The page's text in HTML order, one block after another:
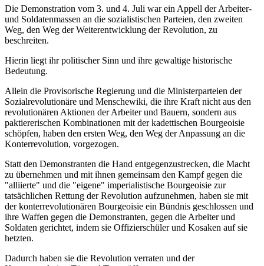
Die Demonstration vom 3. und 4. Juli war ein Appell der Arbeiter-
und Soldatenmassen an die sozialistischen Parteien, den zweiten
Weg, den Weg der Weiterentwicklung der Revolution, zu
beschreiten.
Hierin liegt ihr politischer Sinn und ihre gewaltige historische
Bedeutung.
Allein die Provisorische Regierung und die Ministerparteien der
Sozialrevolutionäre und Menschewiki, die ihre Kraft nicht aus den
revolutionären Aktionen der Arbeiter und Bauern, sondern aus
paktiererischen Kombinationen mit der kadettischen Bourgeoisie
schöpfen, haben den ersten Weg, den Weg der Anpassung an die
Konterrevolution, vorgezogen.
Statt den Demonstranten die Hand entgegenzustrecken, die Macht
zu übernehmen und mit ihnen gemeinsam den Kampf gegen die
"alliierte" und die "eigene" imperialistische Bourgeoisie zur
tatsächlichen Rettung der Revolution aufzunehmen, haben sie mit
der konterrevolutionären Bourgeoisie ein Bündnis geschlossen und
ihre Waffen gegen die Demonstranten, gegen die Arbeiter und
Soldaten gerichtet, indem sie Offizierschüler und Kosaken auf sie
hetzten.
Dadurch haben sie die Revolution verraten und der